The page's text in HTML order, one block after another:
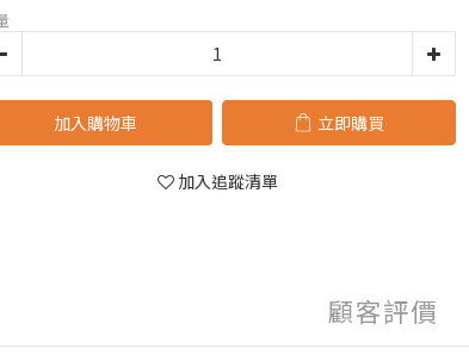
加入購物車 立即購買
加入追蹤清單
顧客評價